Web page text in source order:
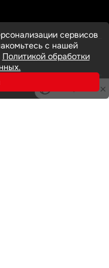
сервисов
с нашей
Политикой обработки